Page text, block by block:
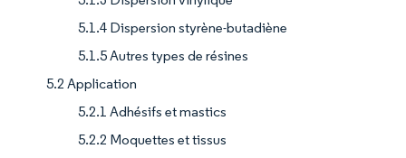
5.1.4 Dispersion styrène-butadiène
5.1.5 Autres types de résines
5.2 Application
5.2.1 Adhésifs et mastics
5.2.2 Moquettes et tissus